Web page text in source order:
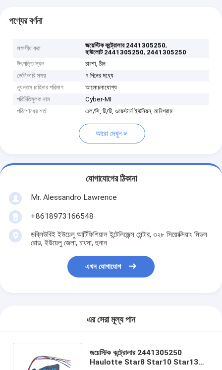
পণ্যের বর্ণনা
লক্ষণীয় করা জয়েস্টিক কন্ট্রোলার 2441305250,
হাউলোট 2441305250, 2441305250
উৎপত্তি স্থল
চাংশা, চীন
ডেলিভারি সময়
৭ দিনের মধ্যে
ন্যূনতম চাহিদার পরিমাণ
আলোচনাযোগ্য
পরিচিতিমুলক নাম
Cyber-MI
পরিশোধের শর্ত
এল/সি, টি/টি, ওয়েস্টার্ন ইউনিয়ন, মানিগ্রাম
আরো দেখুন
যোগাযোগের ঠিকানা
Mr. Alessandro Lawrence
+8618973166548
ডব্লিউবিই ইউয়েলু আর্টিফিশিয়াল ইন্টেলিজেন্স সেন্টার, ৩২৮ সিয়োক্সিয়াং মিডল
রোড, ইউয়েলু জেলা, চাংসা, হুনান
এখন যোগাযোগ
এর সেরা মূল্য পান
জয়েস্টিক কন্ট্রোলার 2441305250
Haulotte Star8 Star10 Star13